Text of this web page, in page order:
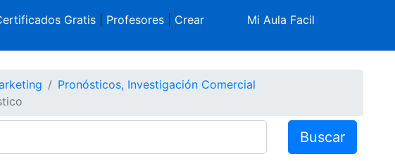
Gratis| Profesores| Crear
Mi Aula Facil
Pronósticos, Investigación Comercial
Buscar